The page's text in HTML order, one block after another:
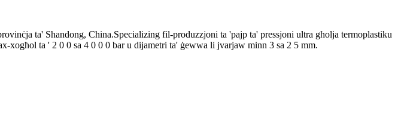
ta' Shandong, China.Specializing fil-produzzjoni ta 'pajp ta' pressjoni ultra għolja termoplastiku
xogħol ta ' 2 0 0 sa 4 0 0 0 bar u dijametri ta' ġewwa li jvarjaw minn 3 sa 2 5 mm.